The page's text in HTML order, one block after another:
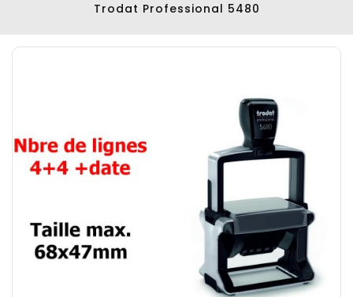
Trodat Professional 5480